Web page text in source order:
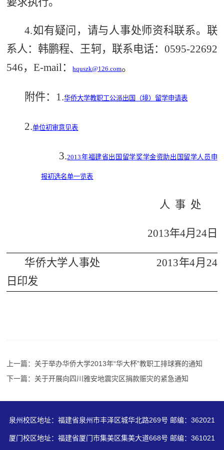
4.如有疑问，请与人事处师资科联系。联
系人：韩鹏程、王轲，联系电话：0595-22692
546，E-mail：hquszk@126.com。
附件：1.华侨大学教职工公派出国（境）留学申请表
2.单位初审意见表
3.2013年福建省出国留学奖学金资助出国留学人员申
报初选名单一览表
人 事 处
2013年4月24日
华侨大学人事处 2013年4月24
日印发
上一篇：关于举办华侨大学2013年“华大杯”教职工排球赛的通知
下一篇：关于开展向四川雅安地震灾区捐款赈灾的紧急通知
泉州校区地址：福建省泉州市丰泽区城华北路269号 邮编：362021
厦门校区地址：福建省厦门市集美区集美大道668号 邮编：361021